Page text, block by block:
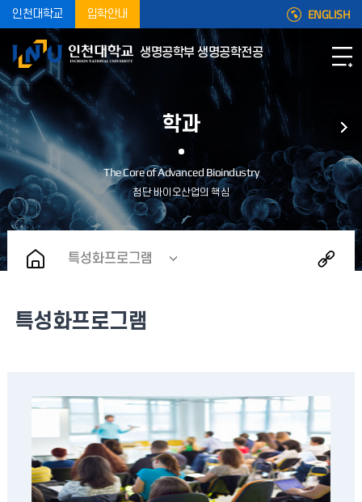
인천대학교 입학안내 ENGLISH
생명공학부 생명공학전공
학과
특성화프로그램
특성화프로그램